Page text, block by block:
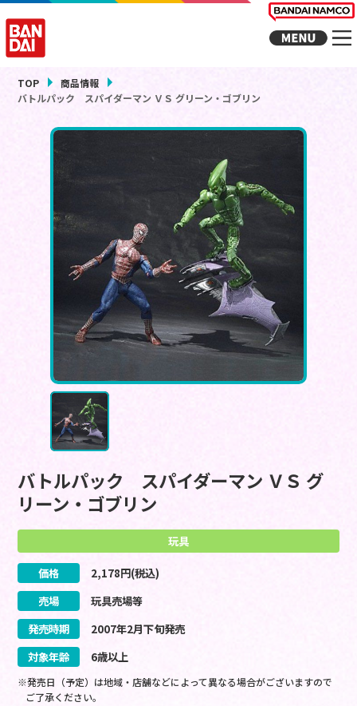
TOP
商品情報
バトルパック スパイダーマン ＶＳ グリーン・ゴブリン
バトルパック スパイダーマン ＶＳ グ
リーン・ゴブリン
玩具
価格 2,178円(税込)
売場
玩具売場等
発売時期
2007年2月下旬発売
対象年齢
6歳以上
※発売日（予定）は地域・店舗などによって異なる場合がございますので
ご了承ください。